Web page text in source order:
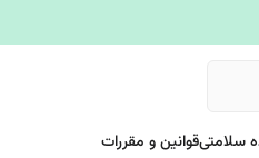
سلامتیقوانین و مقررات